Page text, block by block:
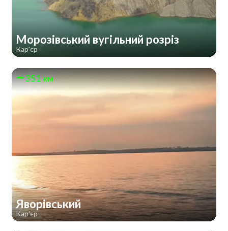
Морозівський вугільний розріз
Кар'єр
351 км
Яворівський
Кар'єр